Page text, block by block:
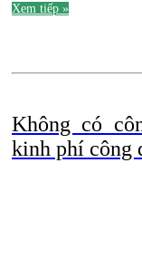
Xem tiếp »
Không có
kinh phí công